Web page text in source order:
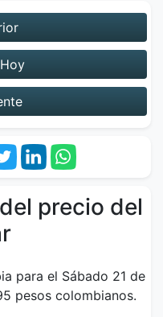
precio del
para el Sábado 21 de
pesos colombianos.